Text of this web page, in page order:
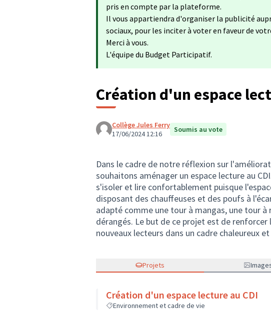
pris en compte par la plateforme.
Il vous appartiendra d'organiser la publicité
sociaux, pour les inciter à voter en faveur de
Merci à vous.
L'équipe du Budget Participatif.
Création d'un espace
Collège Jules Ferry
17/06/2024 12:16
Soumis au vote
Dans le cadre de notre réflexion sur
souhaitons aménager un espace lecture au
s'isoler et lire confortablement puisque
disposant des chauffeuses et des poufs à
adapté comme une tour à mangas, une tour à
dérangés. Le but de ce projet est de
nouveaux lecteurs dans un cadre chaleureux
Projets
Création d'un espace lecture au CDI
Environnement et cadre de vie